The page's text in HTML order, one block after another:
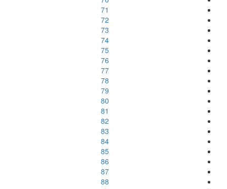
71
72
73
74
75
76
77
78
79
80
81
82
83
84
85
86
87
88